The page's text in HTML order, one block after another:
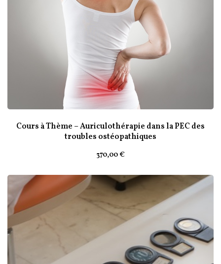
Cours à Thème – Auriculothérapie dans la PEC des
troubles ostéopathiques
370,00€